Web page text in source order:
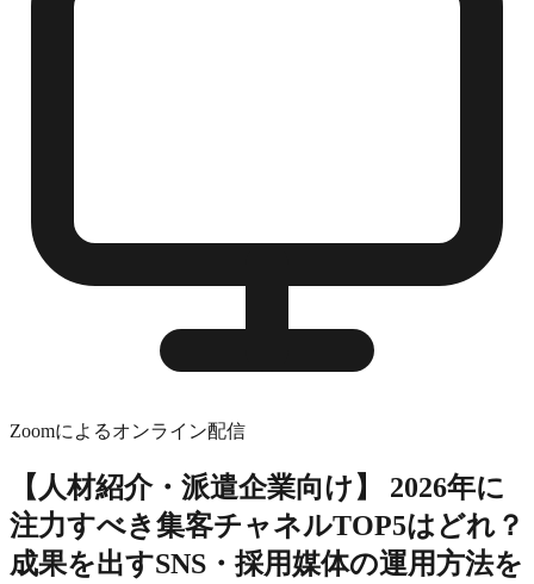
Zoomによるオンライン配信
【人材紹介・派遣企業向け】 2026年に
注力すべき集客チャネルTOP5はどれ？
成果を出すSNS・採用媒体の運用方法を